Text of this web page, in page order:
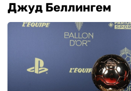
АНАЛІТИКА
РІЗНЕ
Джуд Беллингем